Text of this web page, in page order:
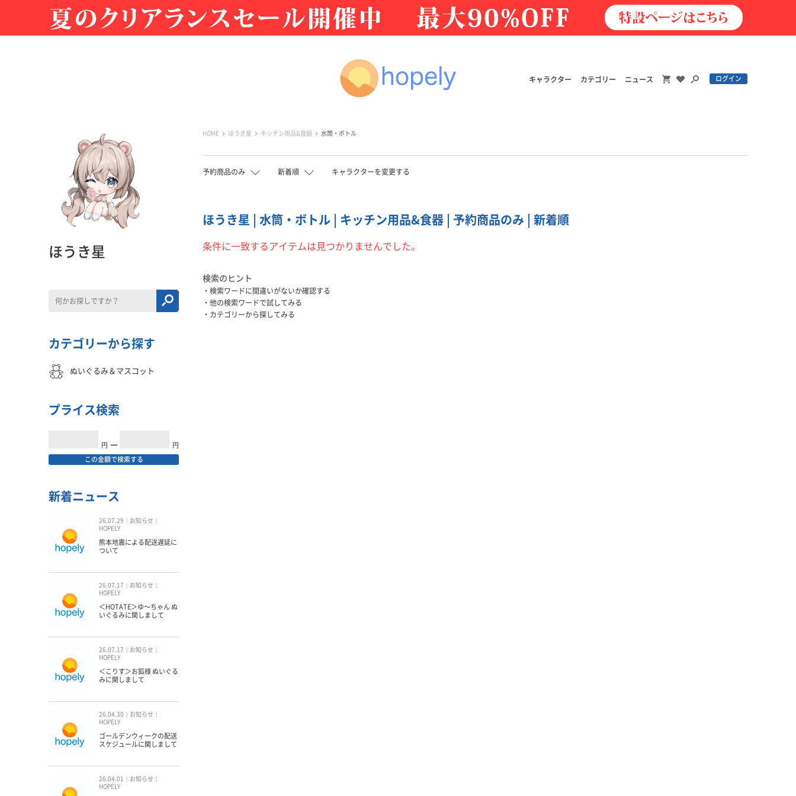
キャラクター カテゴリー ニュース ログイン
HOME ほうき星 キッチン用品&食器 水筒・ボトル
予約商品のみ 新着順 キャラクターを変更する
ほうき星 | 水筒・ボトル | キッチン用品&食器 | 予約商品のみ | 新着順
条件に一致するアイテムは見つかりませんでした。
検索のヒント
検索ワードに間違いがないか確認する
他の検索ワードで試してみる
カテゴリーから探してみる
ほうき星
カテゴリーから探す
ぬいぐるみ＆マスコット
プライス検索
円 ━ 円
この金額で検索する
新着ニュース
26.07.29
お知らせ
HOPELY
熊本地震による配送遅延に
ついて
26.07.17
お知らせ
HOPELY
＜HOTATE＞ゆ〜ちゃん ぬ
いぐるみに関しまして
26.07.17
お知らせ
HOPELY
＜こりす＞お狐様 ぬいぐる
みに関しまして
26.04.30
お知らせ
HOPELY
ゴールデンウィークの配送
スケジュールに関しまして
26.04.01
お知らせ
HOPELY